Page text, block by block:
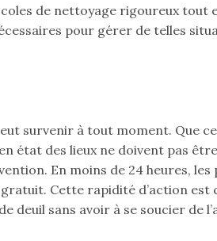
de nettoyage rigoureux tout
pour gérer de telles
survenir à tout moment. Que
état des lieux ne doivent pas
En moins de 24 heures,
Cette rapidité d’action est
sans avoir à se soucier de